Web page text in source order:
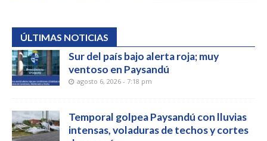
ÚLTIMAS NOTICIAS
Sur del país bajo alerta roja; muy
ventoso en Paysandú
agosto 6, 2026 - 7:18 pm
Temporal golpea Paysandú con lluvias
intensas, voladuras de techos y cortes